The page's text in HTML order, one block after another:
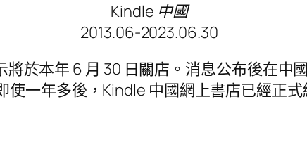
Kindle 中國
2013.06-2023.06.30
於本年 6 月 30 日關店。消息公布後在中
一年多後，Kindle 中國網上書店已經正